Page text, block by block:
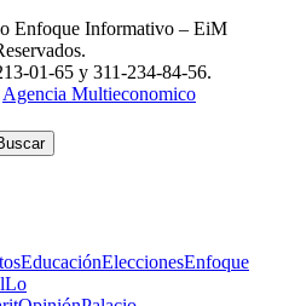
Enfoque Informativo – EiM
01-65 y 311-234-84-56.
Agencia Multieconomico
EducaciónEleccionesEnfoque
Lo